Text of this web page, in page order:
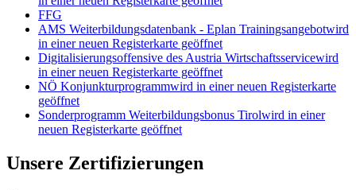
FFG
AMS Weiterbildungsdatenbank - Eplan Trainingsangebotwird
in einer neuen Registerkarte geöffnet
Digitalisierungsoffensive des Austria Wirtschaftsservicewird
in einer neuen Registerkarte geöffnet
NÖ Konjunkturprogrammwird in einer neuen Registerkarte
geöffnet
Sonderprogramm Weiterbildungsbonus Tirolwird in einer
neuen Registerkarte geöffnet
Unsere Zertifizierungen